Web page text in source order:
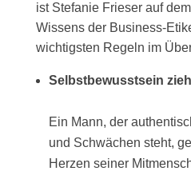
ist Stefanie Frieser auf
Wissens der Business-
wichtigsten Regeln im
Selbstbewusstsein
Ein Mann, der
und Schwächen steht,
Herzen seiner